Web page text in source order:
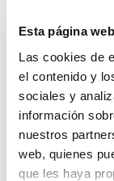
Esta página
Las cookies de
el contenido y
sociales y
información
nuestros
web, quienes
que les haya
puedes
rodajas finas
si lo deseas,
durante unos
exceso de
el agua del